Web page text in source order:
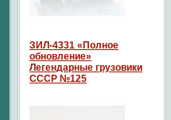
ЗИЛ-4331 «Полное
обновление»
Легендарные грузовики
СССР №125